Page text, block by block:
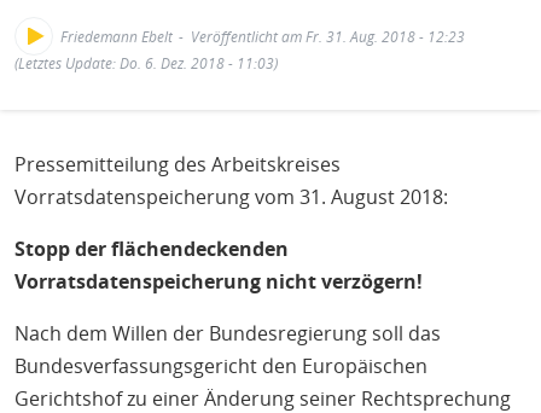
Friedemann Ebelt
Veröffentlicht am Fr. 31. Aug. 2018 - 12:23
(Letztes Update: Do. 6. Dez. 2018 - 11:03)
Pressemitteilung des Arbeitskreises
Vorratsdatenspeicherung vom 31. August 2018:
Stopp der flächendeckenden
Vorratsdatenspeicherung nicht verzögern!
Nach dem Willen der Bundesregierung soll das
Bundesverfassungsgericht den Europäischen
Gerichtshof zu einer Änderung seiner Rechtsprechung